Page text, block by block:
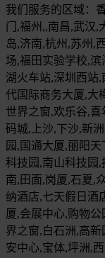
我们服务的区域：
门,福州,,南昌,武汉,
岛,济南,杭州,苏州,
场,福田实验学校,
湖火车站,深圳西站
代国际商务大厦,大
世界之窗,欢乐谷,
码城,上沙,下沙,新
园,国通大厦,丽阳
科技园,南山科技园
南,田面,岗厦,石夏,
纳酒店,七天假日酒
厦,会展中心,购物
界之窗,白石洲,高
安中心,宝体,坪洲,